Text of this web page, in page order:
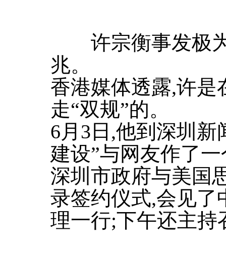
许宗衡事发极为
兆。
香港媒体透露,许是
走“双规”的。
6月3日,他到深圳新
建设”与网友作了
深圳市政府与美国
录签约仪式,会见了
理一行;下午还主持